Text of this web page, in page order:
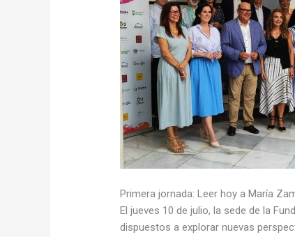
Primera jornada: Leer hoy a María
El jueves 10 de julio, la sede de la
dispuestos a explorar nuevas